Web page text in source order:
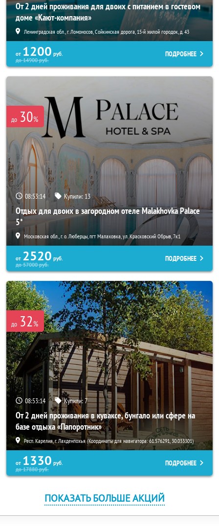
От 2 дней проживания для двоих с питанием в гостевом
доме «Кают-компания»
Ленинградская обл., г. Ломоносов, Сойкинская дорога, 15-й жилой городок, д. 43
от 1200 руб.
до14900руб.
ПОДРОБНЕЕ
до 30%
08:53:13 Купили: 13
Отдых для двоих в загородном отеле Malakhovka Palace
5*
Московская обл., г. о. Люберцы, пгт Малаховка, ул. Красковский Обрыв, 7к1
от 2520 руб.
до57000руб.
ПОДРОБНЕЕ
до 32%
08:53:13 Купили:7
От 2 дней проживания в куваксе, бунгало или сфере на
базе отдыха «Папоротник»
Респ. Карелия, г. Лахденпохья (Координаты для навигатора: 61.576291, 30.033301)
от 1330 руб.
до17880руб.
ПОДРОБНЕЕ
ПОКАЗАТЬ БОЛЬШЕ АКЦИЙ